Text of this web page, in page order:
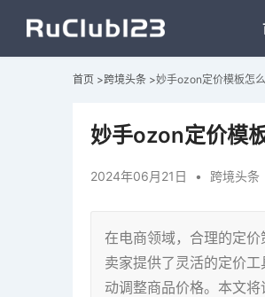
首页 >跨境头条 >妙手ozon定价模板怎
妙手ozon定价模
2024年06月21日 • 跨境头条
在电商领域，合理的定
卖家提供了灵活的定价
动调整商品价格。本文